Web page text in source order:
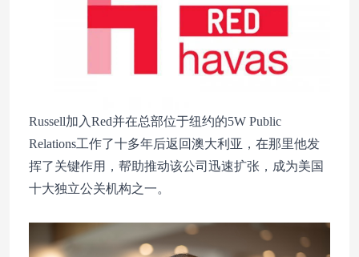
Russell加入Red并在总部位于纽约的5W Public
Relations工作了十多年后返回澳大利亚，在那里他发
挥了关键作用，帮助推动该公司迅速扩张，成为美国
十大独立公关机构之一。